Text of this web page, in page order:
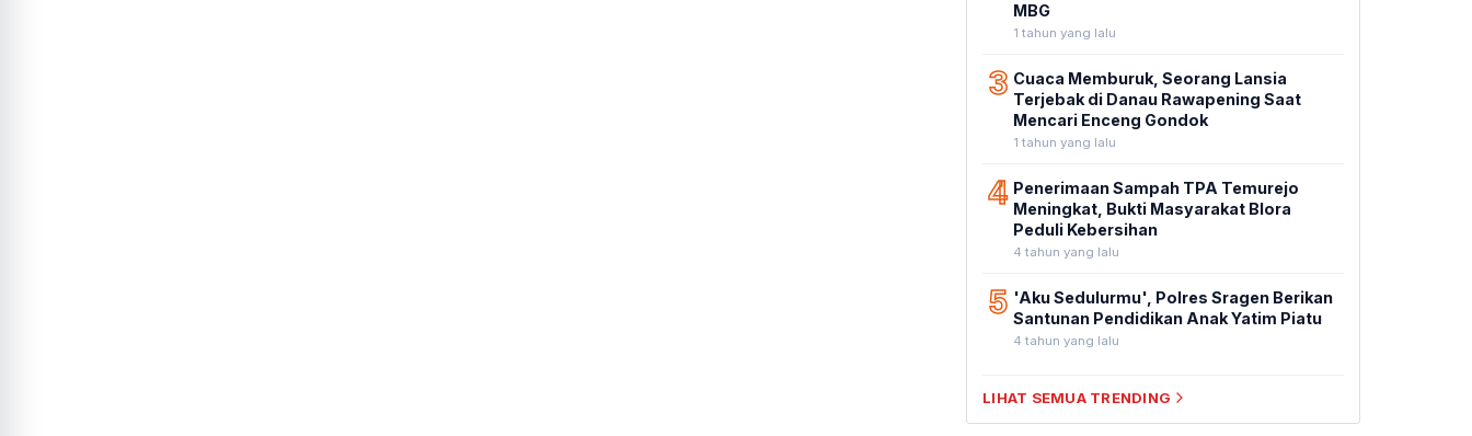
MBG
1 tahun yang lalu
3 Cuaca Memburuk, Seorang Lansia
Terjebak di Danau Rawapening Saat
Mencari Enceng Gondok
1 tahun yang lalu
4 Penerimaan Sampah TPA Temurejo
Meningkat, Bukti Masyarakat Blora
Peduli Kebersihan
4 tahun yang lalu
5 'Aku Sedulurmu', Polres Sragen Berikan
Santunan Pendidikan Anak Yatim Piatu
4 tahun yang lalu
LIHAT SEMUA TRENDING